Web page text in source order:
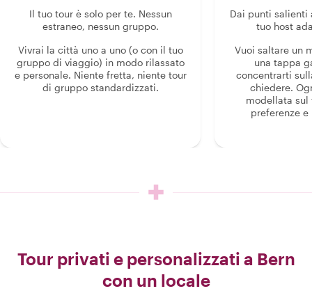
Il tuo tour è solo per te. Nessun
estraneo, nessun gruppo.
Vivrai la città uno a uno (o con il tuo
gruppo di viaggio) in modo rilassato
e personale. Niente fretta, niente tour
di gruppo standardizzati.
Dai punti salienti
tuo host
Vuoi saltare un
una tappa
concentrarti
chiedere.
modellata sul
preferenze
Tour privati e personalizzati a Bern
con un locale